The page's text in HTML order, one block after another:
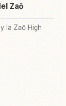
Zaō
la Zaō High